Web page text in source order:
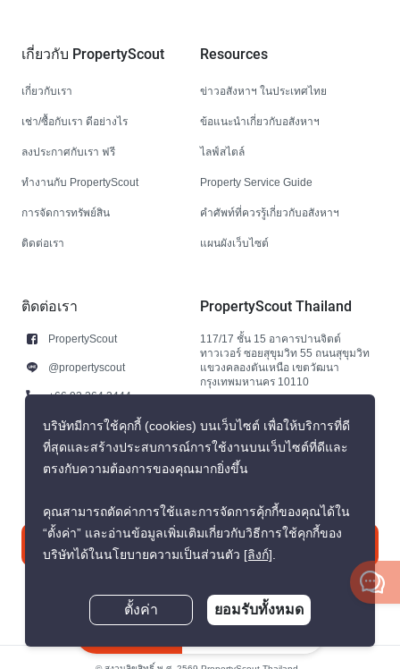
เกี่ยวกับ PropertyScout
เกี่ยวกับเรา
เช่า/ซื้อกับเรา ดีอย่างไร
ลงประกาศกับเรา ฟรี
ทำงานกับ PropertyScout
การจัดการทรัพย์สิน
ติดต่อเรา
Resources
ข่าวอสังหาฯ ในประเทศไทย
ข้อแนะนำเกี่ยวกับอสังหาฯ
ไลฟ์สไตล์
Property Service Guide
คำศัพท์ที่ควรรู้เกี่ยวกับอสังหาฯ
แผนผังเว็บไซต์
ติดต่อเรา
PropertyScout
@propertyscout
+66 92 264 3444
+66 92 264 3444
contact@propertyscout.co.th
PropertyScout Thailand
117/17 ชั้น 15 อาคารปานจิตต์
ทาวเวอร์ ซอยสุขุมวิท 55 ถนนสุขุมวิท
แขวงคลองตันเหนือ เขตวัฒนา
กรุงเทพมหานคร 10110
ติดต่อเรา
บริษัทมีการใช้คุกกี้ (cookies) บนเว็บไซต์ เพื่อให้บริการที่ดี
ที่สุดและสร้างประสบการณ์การใช้งานบนเว็บไซต์ที่ดีและ
ตรงกับความต้องการของคุณมากยิ่งขึ้น
คุณสามารถตัดค่าการใช้และการจัดการคุ้กกี้ของคุณได้ใน
“ตั้งค่า” และอ่านข้อมูลเพิ่มเติมเกี่ยวกับวิธีการใช้คุกกี้ของ
บริษัทได้ในนโยบายความเป็นส่วนตัว [ลิงก์].
ตั้งค่า ยอมรับทั้งหมด